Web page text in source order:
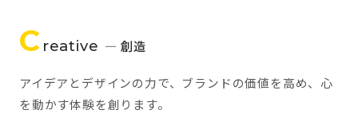
C reative — 創造
アイデアとデザインの力で、ブランドの価値を高め、心
を動かす体験を創ります。